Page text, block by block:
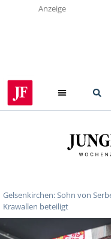
Anzeige
Gelsenkirchen: Sohn von
Krawallen beteiligt